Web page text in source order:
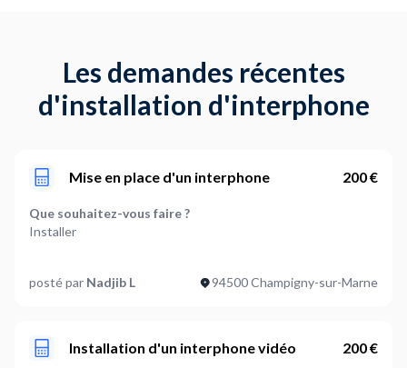
Les demandes récentes
d'installation d'interphone
Mise en place d'un interphone 200 €
Que souhaitez-vous faire ?
Installer
Une maison
Interphone audio/caméra
posté par Nadjib L 94500 Champigny-sur-Marne
Installation d'un interphone vidéo 200 €